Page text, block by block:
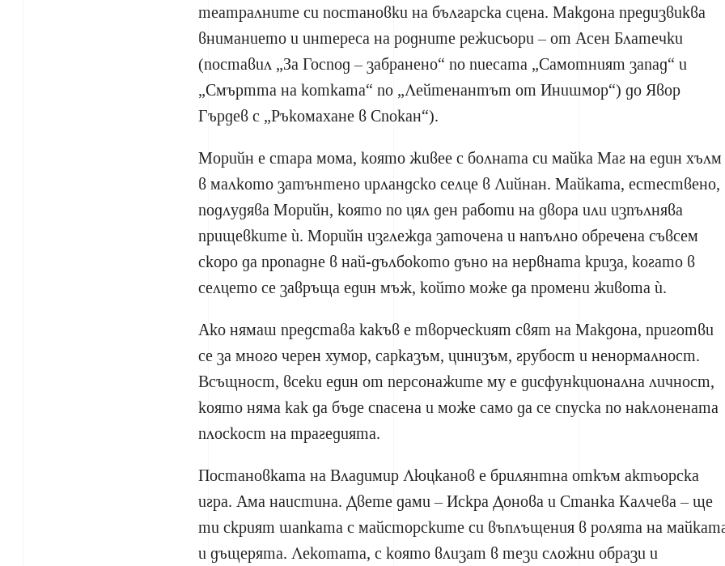
театралните си постановки на българска сцена. Макдона предизвиква
вниманието и интереса на родните режисьори – от Асен Блатечки
(поставил „За Господ – забранено“ по пиесата „Самотният запад“ и
„Смъртта на котката“ по „Лейтенантът от Инишмор“) до Явор
Гърдев с „Ръкомахане в Спокан“).
Морийн е стара мома, която живее с болната си майка Маг на един хълм
в малкото затънтено ирландско селце в Лийнан. Майката, естествено,
подлудява Морийн, която по цял ден работи на двора или изпълнява
прищевките ѝ. Морийн изглежда заточена и напълно обречена съвсем
скоро да пропадне в най-дълбокото дъно на нервната криза, когато в
селцето се завръща един мъж, който може да промени живота ѝ.
Ако нямаш представа какъв е творческият свят на Макдона, приготви
се за много черен хумор, сарказъм, цинизъм, грубост и ненормалност.
Всъщност, всеки един от персонажите му е дисфункционална личност,
която няма как да бъде спасена и може само да се спуска по наклонената
плоскост на трагедията.
Постановката на Владимир Люцканов е брилянтна откъм актьорска
игра. Ама наистина. Двете дами – Искра Донова и Станка Калчева – ще
ти скрият шапката с майсторските си въплъщения в ролята на
и дъщерята. Лекотата, с която влизат в тези сложни образи и